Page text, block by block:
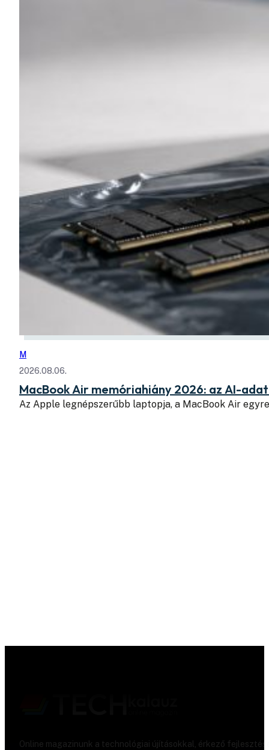
M
2026.08.06.
MacBook Air memóriahiány 2026: az AI-
Az Apple legnépszerűbb laptopja, a MacBook Air
Online magazinunk a technológiai újításokkal, érkező